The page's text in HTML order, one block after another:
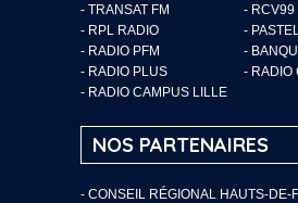
- TRANSAT FM
- RCV99
- RPL RADIO
-
- RADIO PFM
-
- RADIO PLUS
- RADIO
- RADIO CAMPUS LILLE
NOS PARTENAIRES
- CONSEIL RÉGIONAL HAUTS-DE-